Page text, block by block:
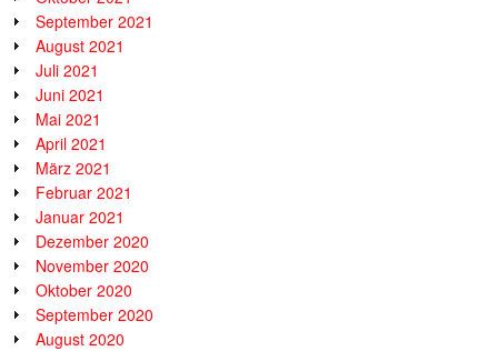
September 2021
August 2021
Juli 2021
Juni 2021
Mai 2021
April 2021
März 2021
Februar 2021
Januar 2021
Dezember 2020
November 2020
Oktober 2020
September 2020
August 2020